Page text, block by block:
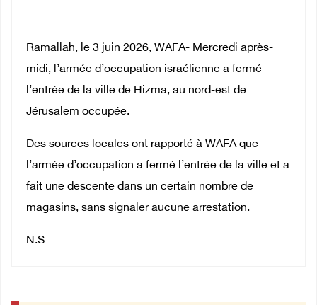
العربية
Ramallah, le 3 juin 2026, WAFA- Mercredi après-
midi, l’armée d’occupation israélienne a fermé
l’entrée de la ville de Hizma, au nord-est de
Jérusalem occupée.
Des sources locales ont rapporté à WAFA que
l’armée d’occupation a fermé l’entrée de la ville et a
fait une descente dans un certain nombre de
magasins, sans signaler aucune arrestation.
N.S